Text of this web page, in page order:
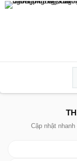
Cập nhật